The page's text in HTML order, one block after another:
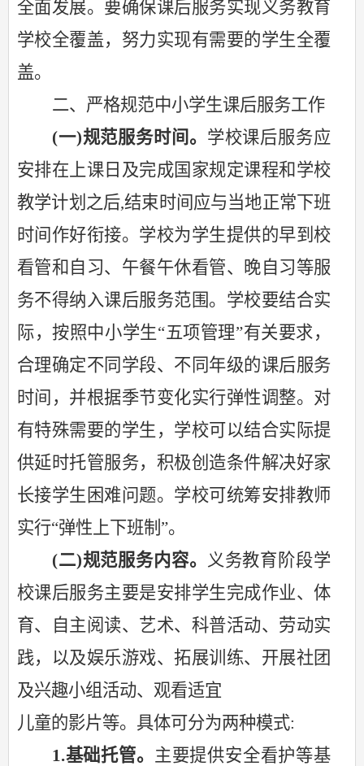
全面发展。要确保课后服务实现义务教育
学校全覆盖，努力实现有需要的学生全覆
盖。
二、严格规范中小学生课后服务工作
(一)规范服务时间。 学校课后服务应
安排在上课日及完成国家规定课程和学校
教学计划之后,结束时间应与当地正常下班
时间作好衔接。学校为学生提供的早到校
看管和自习、午餐午休看管、晚自习等服
务不得纳入课后服务范围。 学校要结合实
际，按照中小学生“五项管理”有关要求，
合理确定不同学段、不同年级的课后服务
时间，并根据季节变化实行弹性调整。对
有特殊需要的学生，学校可以结合实际提
供延时托管服务，积极创造条件解决好家
长接学生困难问题。学校可统筹安排教师
实行“弹性上下班制”。
(二)规范服务内容。 义务教育阶段学
校课后服务主要是安排学生完成作业、体
育、自主阅读、艺术、科普活动、劳动实
践，以及娱乐游戏、拓展训练、开展社团
及兴趣小组活动、观看适宜
儿童的影片等。具体可分为两种模式:
1.基础托管。 主要提供安全看护等基